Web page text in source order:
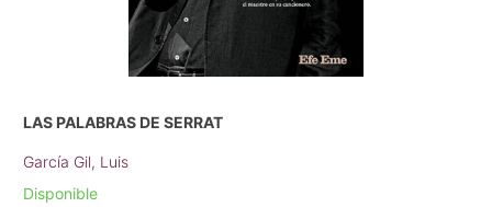
LAS PALABRAS DE SERRAT
García Gil, Luis
Disponible